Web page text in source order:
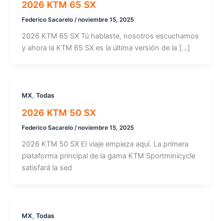
2026 KTM 65 SX
Federico Sacarelo /noviembre 15, 2025
2026 KTM 65 SX Tú hablaste, nosotros escuchamos
y ahora la KTM 65 SX es la última versión de la […]
MX,Todas
2026 KTM 50 SX
Federico Sacarelo/noviembre 15, 2025
2026 KTM 50 SX El viaje empieza aquí. La primera
plataforma principal de la gama KTM Sportminicycle
satisfará la sed
MX,Todas